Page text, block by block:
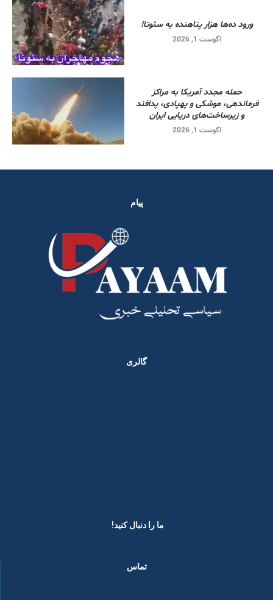
ورود ده‌ها هزار پناهنده به سئوتا!
آگوست 1, 2026
حمله مجدد آمریکا به مراکز
فرماندهی، موشکی و پهپادی، پدافند
و زیرساخت‌های دریایی ایران
آگوست 1, 2026
پیام
گالری
ما را دنبال کنید! ​
تماس